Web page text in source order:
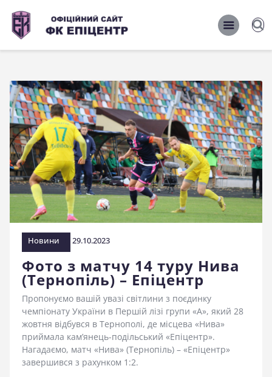
ОФІЦІЙНИЙ САЙТ ФК ЕПІЦЕНТР
ОФІЦІЙНИЙ САЙТ ФК ЕПІЦЕНТР
Головна
Новини
Команда
Матчі 2026/2027
Фото
Історія
Клуб
Фан-шоп
Правила поведінки на
стадіоні
Новини 29.10.2023
Фото з матчу 14 туру Нива
(Тернопіль) – Епіцентр
Пропонуємо вашій увазі світлини з поєдинку
чемпіонату України в Першій лізі групи «А», який 28
жовтня відбувся в Тернополі, де місцева «Нива»
приймала кам’янець-подільський «Епіцентр».
Нагадаємо, матч «Нива» (Тернопіль) – «Епіцентр»
завершився з рахунком 1:2.